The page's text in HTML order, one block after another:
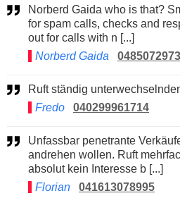
Norberd Gaida who is that? Smart Call an New technic
for spam calls, checks and
out for calls with n [...]
Norberd Gaida
Ruft ständig
Fredo
040299961714
Unfassbar penetrante Verkäufer, die uns einen Scam
andrehen wollen. Ruft
absolut kein Interesse b [...]
Florian
041613078995